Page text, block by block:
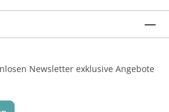
Newsletter exklusive Angebote